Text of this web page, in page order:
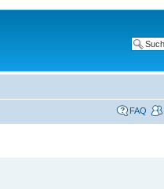
FAQ